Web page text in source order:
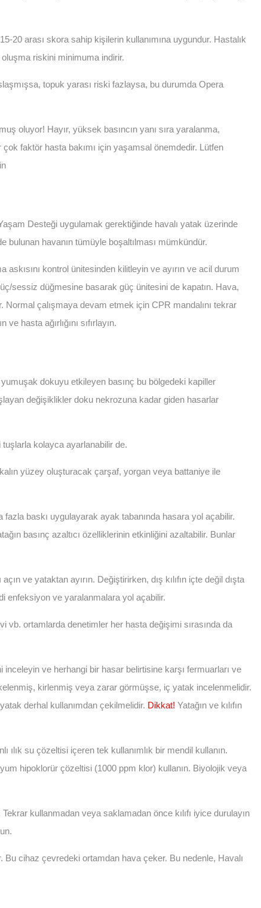
20 arası skora sahip kişilerin kullanımına uygundur. Hastalık
oluşma riskini minimuma indirir.
topuk yarası riski fazlaysa, bu durumda Opera
oluyor! Hayır, yüksek basıncın yanı sıra yaralanma,
faktör hasta bakımı için yaşamsal önemdedir. Lütfen
Desteği uygulamak gerektiğinde havalı yatak üzerinde
bulunan havanın tümüyle boşaltılması mümkündür.
askısını kontrol ünitesinden kilitleyin ve ayırın ve acil durum
sessiz düğmesine basarak güç ünitesini de kapatın. Hava,
Normal çalışmaya devam etmek için CPR mandalını tekrar
hasta ağırlığını sıfırlayın.
dokuyu etkileyen basınç bu bölgedeki kapiller
değişiklikler doku nekrozuna kadar giden hasarlar
tuşlarla kolayca ayarlanabilir de.
yüzey oluşturacak çarşaf, yorgan veya battaniye ile
fazla baskı uygulayarak ayak tabanında hasara yol açabilir.
basınç azaltıcı özelliklerinin etkinliğini azaltabilir. Bunlar
ve yataktan ayırın. Değiştirirken, dış kılıfın içte değil dışta
enfeksiyon ve yaralanmalara yol açabilir.
vb. ortamlarda denetimler her hasta değişimi sırasında da
ve herhangi bir hasar belirtisine karşı fermuarları ve
kirlenmiş veya zarar görmüşse, iç yatak incelenmelidir.
derhal kullanımdan çekilmelidir. Dikkat! Yatağın ve kılıfın
su çözeltisi içeren tek kullanımlık bir mendil kullanın.
hipoklorür çözeltisi (1000 ppm klor) kullanın. Biyolojik veya
kullanmadan veya saklamadan önce kılıfı iyice durulayın
Bu cihaz çevredeki ortamdan hava çeker. Bu nedenle, Havalı